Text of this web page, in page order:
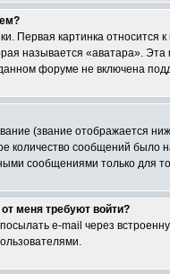
Первая картинка
называется «аватара».
форуме не включена
(звание отображается
количество сообщений
сообщениями только для
меня требуют войти?
e-mail через